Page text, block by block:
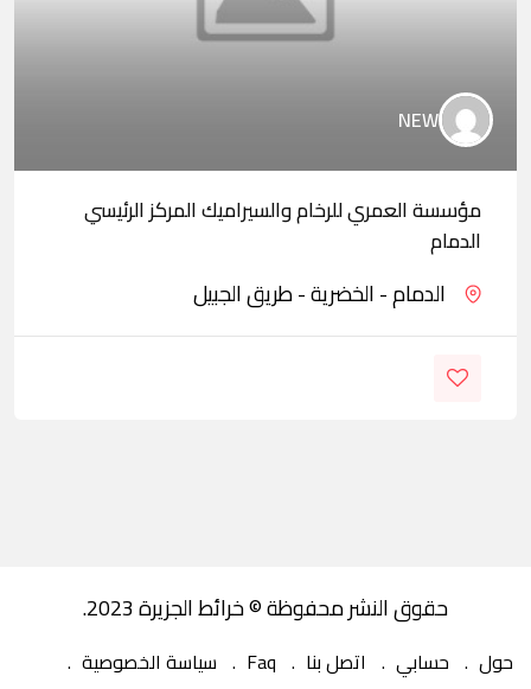
NEW
مؤسسة العمري للرخام والسيراميك المركز الرئيسي
الدمام
الدمام - الخضرية - طريق الجبيل
حقوق النشر محفوظة © خرائط الجزيرة 2023.
حول حسابي اتصل بنا Faq سياسة الخصوصية